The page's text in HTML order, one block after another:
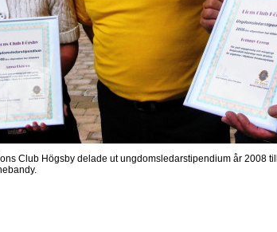
Club Högsby delade ut ungdomsledarstipendium år 2008